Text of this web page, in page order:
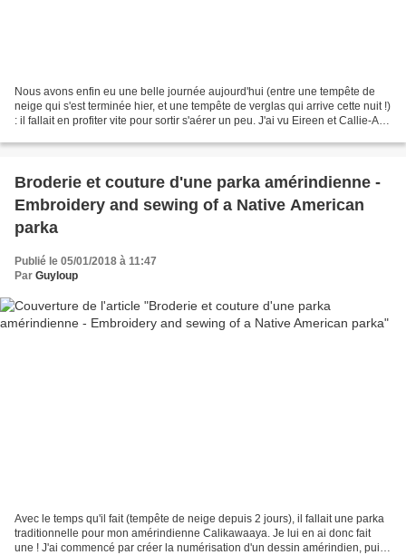
Nous avons enfin eu une belle journée aujourd'hui (entre une tempête de
neige qui s'est terminée hier, et une tempête de verglas qui arrive cette nuit !)
: il fallait en profiter vite pour sortir s'aérer un peu. J'ai vu Eireen et Callie-Ann
Broderie et couture d'une parka amérindienne -
Embroidery and sewing of a Native American
parka
Publié le 05/01/2018 à 11:47
Par Guyloup
Avec le temps qu'il fait (tempête de neige depuis 2 jours), il fallait une parka
traditionnelle pour mon amérindienne Calikawaaya. Je lui en ai donc fait
une ! J'ai commencé par créer la numérisation d'un dessin amérindien, puis